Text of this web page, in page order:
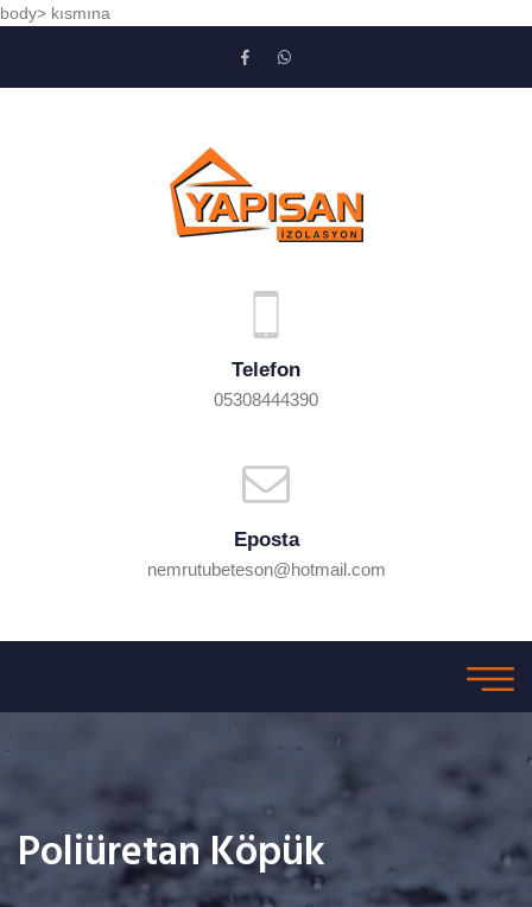
body> kısmına
Telefon
05308444390
Eposta
nemrutubeteson@hotmail.com
Poliüretan Köpük